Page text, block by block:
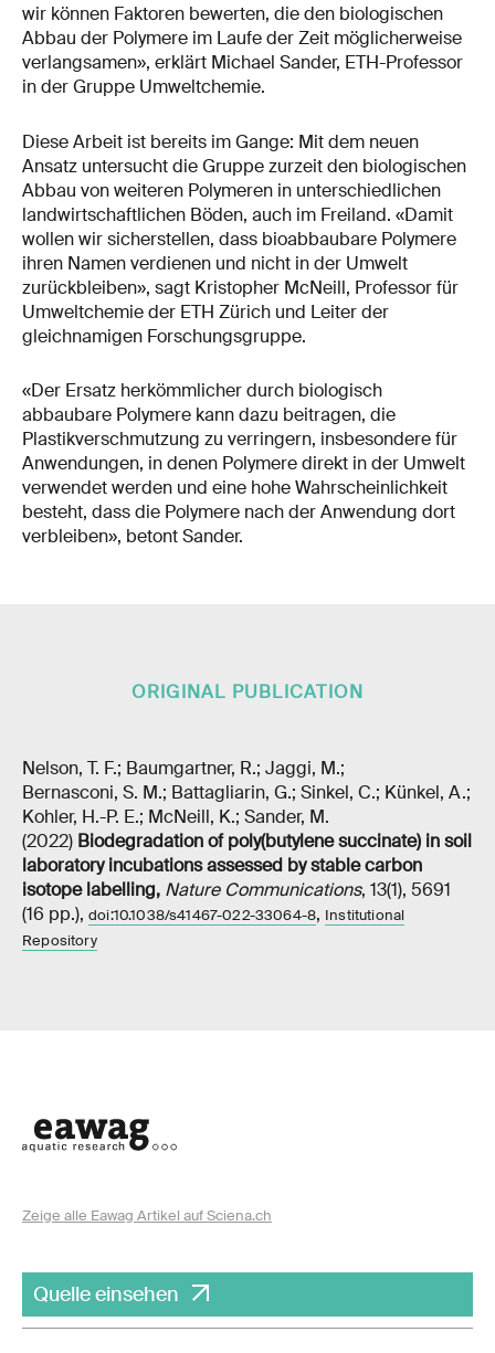
wir können Faktoren bewerten, die den biologischen
Abbau der Polymere im Laufe der Zeit möglicherweise
verlangsamen», erklärt Michael Sander, ETH-​​Professor
in der Gruppe Umweltchemie.
Diese Arbeit ist bereits im Gange: Mit dem neuen
Ansatz untersucht die Gruppe zurzeit den biologischen
Abbau von weiteren Polymeren in unterschiedlichen
landwirtschaftlichen Böden, auch im Freiland. «Damit
wollen wir sicherstellen, dass bioabbaubare Polymere
ihren Namen verdienen und nicht in der Umwelt
zurückbleiben», sagt Kristopher McNeill, Professor für
Umweltchemie der ETH Zürich und Leiter der
gleichnamigen Forschungsgruppe.
«Der Ersatz herkömmlicher durch biologisch
abbaubare Polymere kann dazu beitragen, die
Plastikverschmutzung zu verringern, insbesondere für
Anwendungen, in denen Polymere direkt in der Umwelt
verwendet werden und eine hohe Wahrscheinlichkeit
besteht, dass die Polymere nach der Anwendung dort
verbleiben», betont Sander.
ORIGINAL PUBLICATION
Nelson, T. F.; Baumgartner, R.; Jaggi, M.;
Bernasconi, S. M.; Battagliarin, G.; Sinkel, C.; Künkel, A.;
Kohler, H.-P. E.; McNeill, K.; Sander, M.
(2022) Biodegradation of poly(butylene succinate) in soil
laboratory incubations assessed by stable carbon
isotope labelling, Nature Communications, 13(1), 5691
(16 pp.), doi:10.1038/s41467-022-33064-8, Institutional
Repository
Zeige alle Eawag Artikel auf Sciena.ch
Quelle einsehen